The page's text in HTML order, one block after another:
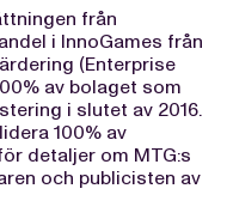
från
i InnoGames från
(Enterprise
av bolaget som
i slutet av 2016.
100% av
detaljer om MTG:s
och publicisten av